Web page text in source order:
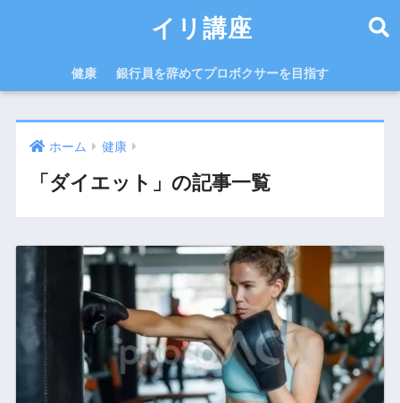
イリ講座
健康 銀行員を辞めてプロボクサーを目指す
ホーム 健康
「ダイエット」の記事一覧